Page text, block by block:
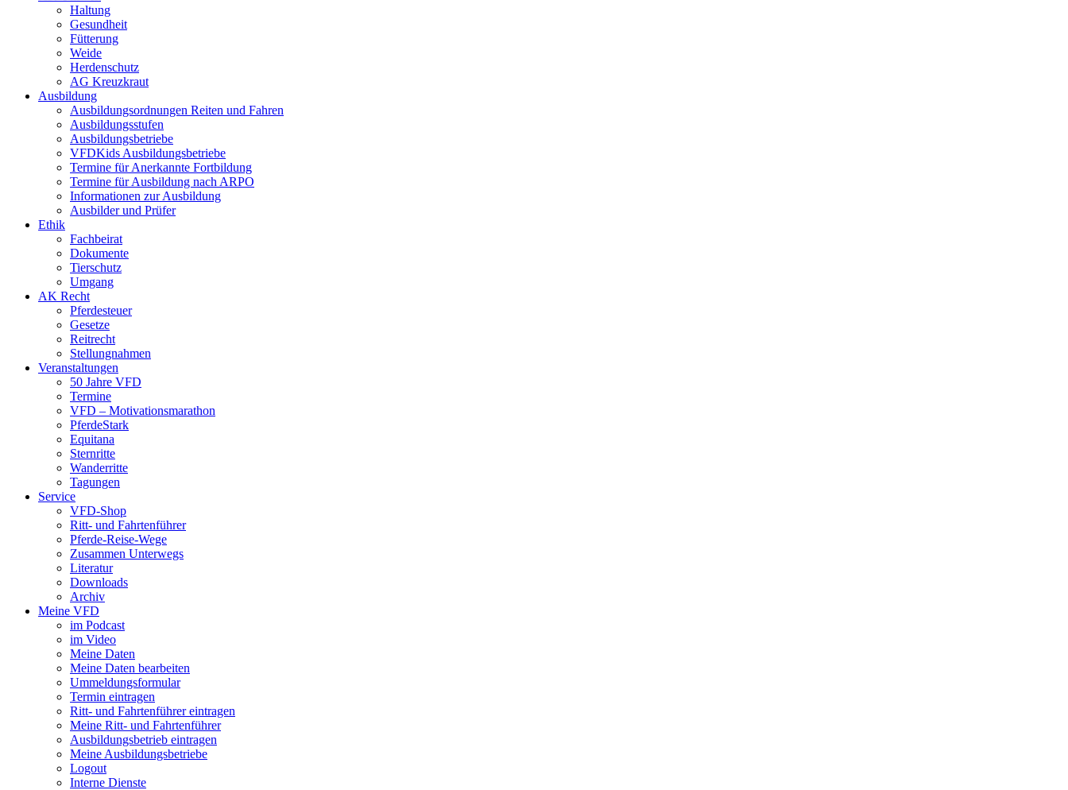
Haltung
Gesundheit
Fütterung
Weide
Herdenschutz
AG Kreuzkraut
Ausbildung
Ausbildungsordnungen Reiten und Fahren
Ausbildungsstufen
Ausbildungsbetriebe
VFDKids Ausbildungsbetriebe
Termine für Anerkannte Fortbildung
Termine für Ausbildung nach ARPO
Informationen zur Ausbildung
Ausbilder und Prüfer
Ethik
Fachbeirat
Dokumente
Tierschutz
Umgang
AK Recht
Pferdesteuer
Gesetze
Reitrecht
Stellungnahmen
Veranstaltungen
50 Jahre VFD
Termine
VFD – Motivationsmarathon
PferdeStark
Equitana
Sternritte
Wanderritte
Tagungen
Service
VFD-Shop
Ritt- und Fahrtenführer
Pferde-Reise-Wege
Zusammen Unterwegs
Literatur
Downloads
Archiv
Meine VFD
im Podcast
im Video
Meine Daten
Meine Daten bearbeiten
Ummeldungsformular
Termin eintragen
Ritt- und Fahrtenführer eintragen
Meine Ritt- und Fahrtenführer
Ausbildungsbetrieb eintragen
Meine Ausbildungsbetriebe
Logout
Interne Dienste